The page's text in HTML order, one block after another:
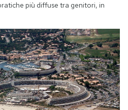
più diffuse tra genitori, in